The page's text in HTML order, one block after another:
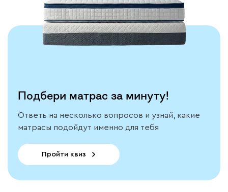
Подбери матрас за минуту!
Ответь на несколько вопросов и узнай, какие
матрасы подойдут именно для тебя
Пройти квиз